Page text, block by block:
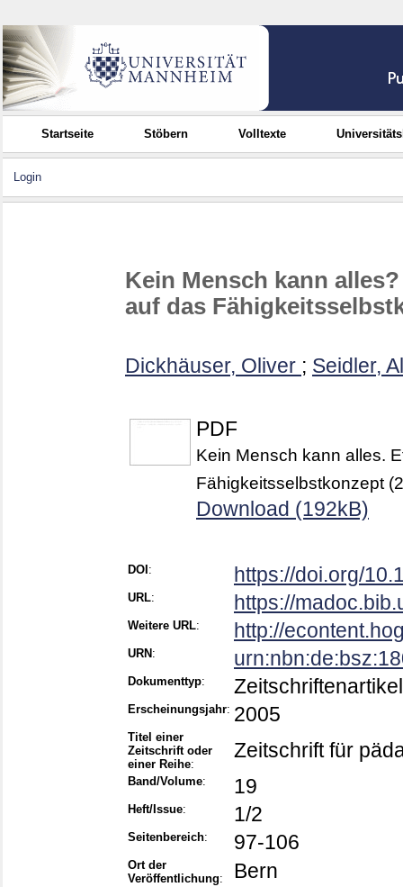
Startseite Stöbern Volltexte
Login
Kein Mensch kann
auf das
Dickhäuser, Oliver ; Seidler,
PDF
Kein Mensch kann alles.
Fähigkeitsselbstkonzept
Download (192kB)
DOI : https://doi.org/
URL: https://
Weitere URL: http://
URN :
Dokumenttyp: Zeitschriftenartikel
Erscheinungsjahr: 2005
Titel einer
Zeitschrift oder
einer Reihe:
Zeitschrift für
Band/Volume: 19
Heft/Issue: 1/2
Seitenbereich: 97-106
Ort der
Veröffentlichung: Bern